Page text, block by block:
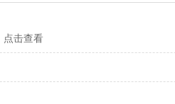
点击查看